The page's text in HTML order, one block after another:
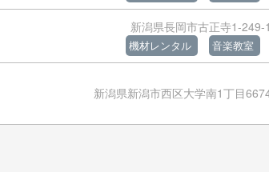
新潟県長岡市古正寺1-249-1
機材レンタル 音楽教室
新潟県新潟市西区大学南1丁目